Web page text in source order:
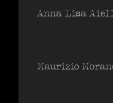
Anna Lisa
Maurizio